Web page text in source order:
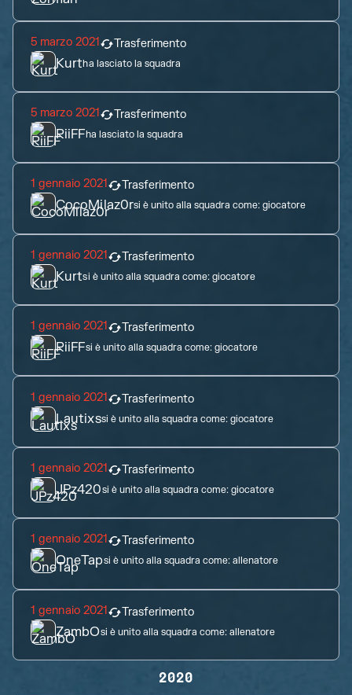
5 marzo 2021 Trasferimento
Kurtha lasciato la squadra
5 marzo 2021 Trasferimento
RiiFFha lasciato la squadra
1 gennaio 2021 Trasferimento
CocoMilaz0rsi è unito alla squadra come: giocatore
1 gennaio 2021 Trasferimento
Kurtsi è unito alla squadra come:giocatore
1 gennaio 2021 Trasferimento
RiiFFsi è unito alla squadra come:giocatore
1 gennaio 2021 Trasferimento
Lautixssi è unito alla squadra come:giocatore
1 gennaio 2021 Trasferimento
JPz420si è unito alla squadra come:giocatore
1 gennaio 2021 Trasferimento
OneTapsi è unito alla squadra come:allenatore
1 gennaio 2021 Trasferimento
ZambOsi è unito alla squadra come:allenatore
2020